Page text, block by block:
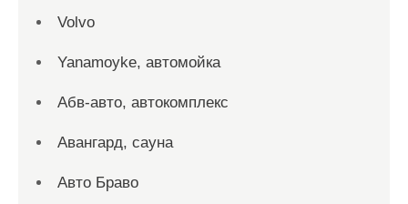
Volvo
Yanamoyke, автомойка
Абв-авто, автокомплекс
Авангард, сауна
Авто Браво